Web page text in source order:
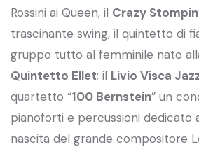
Rossini ai Queen, il Crazy
trascinante swing, il quintetto di
gruppo tutto al femminile nato
Quintetto Ellet; il Livio Visca
quartetto “100 Bernstein” un
pianoforti e percussioni dedicato
nascita del grande compositore